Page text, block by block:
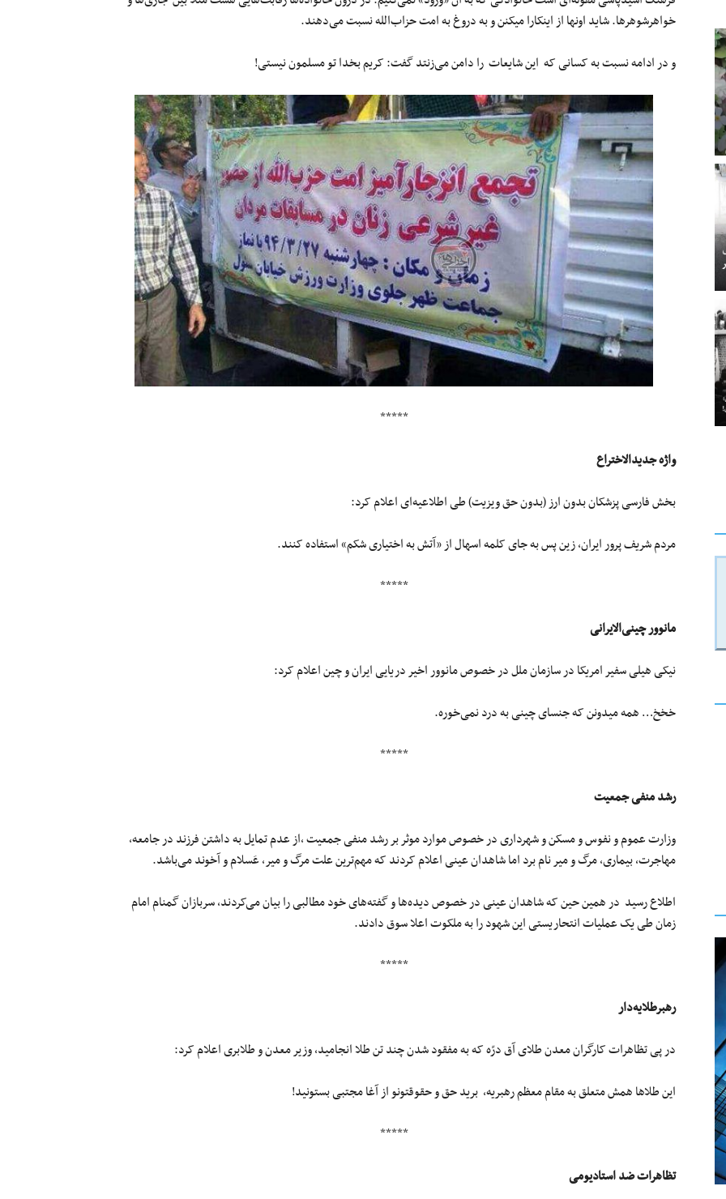
خواهرشوهرها. شاید اونها از اینکارا میکنن و به دروغ به امت حزاب‌الله نسبت می‌دهند.
و در ادامه نسبت به کسانی که این شایعات را دامن می‌زنتد گفت: کریم بخدا تو مسلمون نیستی!
*****
واژه جدیدالاختراع
بخش فارسی پزشکان بدون ارز (بدون حق ویزیت) طی اطلاعیه‌ای اعلام کرد:
مردم شریف پرور ایران، زین پس به جای کلمه اسهال از «آتش به اختیاری شکم» استفاده کنند.
*****
مانوور چینی‌الایرانی
نیکی هیلی سفیر امریکا در سازمان ملل در خصوص مانوور اخیر دریایی ایران و چین اعلام کرد:
خخخ… همه میدونن که جنسای چینی به درد نمی‌خوره.
*****
رشد منفی جمعیت
وزارت عموم و نفوس و مسکن و شهرداری در خصوص موارد موثر بر رشد منفی جمعیت ،از عدم تمایل به داشتن فرزند در جامعه،
مهاجرت، بیماری، مرگ و میر نام برد اما شاهدان عینی اعلام کردند که مهم‌ترین علت مرگ و میر، عَسلام و آخوند می‌باشد.
اطلاع رسید در همین حین که شاهدان عینی در خصوص دیده‌ها و گفته‌های خود مطالبی را بیان می‌کردند، سربازان گمنام امام
زمان طی یک عملیات انتحاریستی این شهود را به ملکوت اعلا سوق دادند.
*****
رهبرطلایه‌دار
در پی تظاهرات کارگران معدن طلای آق درّه که به مفقود شدن چند تن طلا انجامید، وزیر معدن و طلابری اعلام کرد:
این طلاها همش متعلق به مقام معظم رهبریه، برید حق و حقوقتونو از آغا مجتبی بستونید!
*****
تظاهرات ضد استادیومی